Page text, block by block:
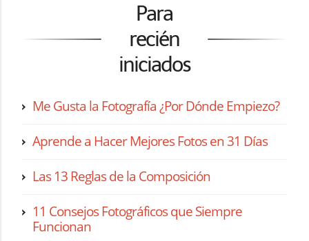
Para
recién
iniciados
Me Gusta la Fotografía ¿Por Dónde Empiezo?
Aprende a Hacer Mejores Fotos en 31 Días
Las 13 Reglas de la Composición
11 Consejos Fotográficos que Siempre
Funcionan